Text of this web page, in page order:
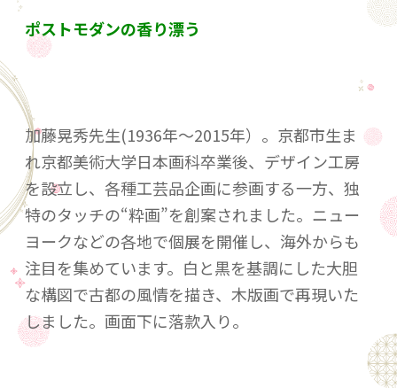
ポストモダンの香り漂う
加藤晃秀先生(1936年～2015年）。京都市生ま
れ京都美術大学日本画科卒業後、デザイン工房
を設立し、各種工芸品企画に参画する一方、独
特のタッチの“粋画”を創案されました。ニュー
ヨークなどの各地で個展を開催し、海外からも
注目を集めています。白と黒を基調にした大胆
な構図で古都の風情を描き、木版画で再現いた
しました。画面下に落款入り。